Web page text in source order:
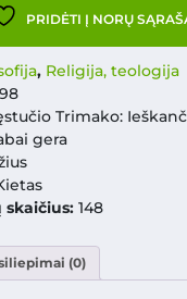
PRIDĖTI Į NORŲ
, Religija, teologija
Trimako:
gera
skaičius: 148
(0)